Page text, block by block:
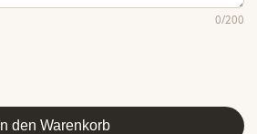
0/200
In den Warenkorb